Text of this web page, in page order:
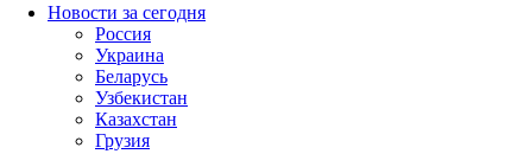
Новости за сегодня
Россия
Украина
Беларусь
Узбекистан
Казахстан
Грузия